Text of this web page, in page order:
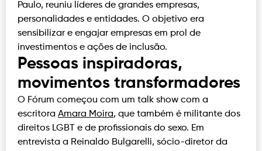
Paulo, reuniu líderes de grandes empresas,
personalidades e entidades. O objetivo era
sensibilizar e engajar empresas em prol de
investimentos e ações de inclusão.
Pessoas inspiradoras,
movimentos transformadores
O Fórum começou com um talk show com a
escritora Amara Moira, que também é militante dos
direitos LGBT e de profissionais do sexo. Em
entrevista a Reinaldo Bulgarelli, sócio-diretor da